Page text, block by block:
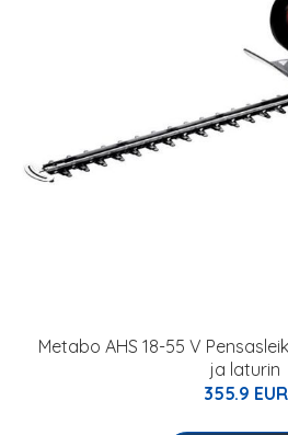
Metabo AHS 18-55 V
ja laturin
355.9 EUR